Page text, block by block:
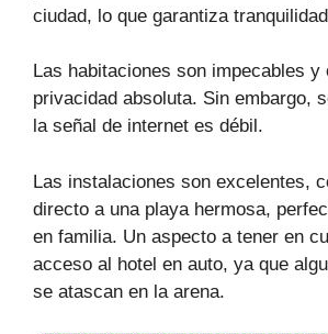
ciudad, lo que garantiza
Las habitaciones son impecables y
privacidad absoluta. Sin embargo,
la señal de internet es débil.
Las instalaciones son excelentes,
directo a una playa hermosa,
en familia. Un aspecto a tener en
acceso al hotel en auto, ya que
se atascan en la arena.